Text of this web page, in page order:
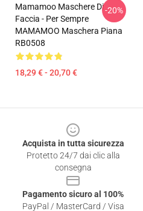
Mamamoo Maschere Di
Faccia - Per Sempre
MAMAMOO Maschera Piana
RB0508
18,29 € - 20,70 €
-20%
Acquista in tutta sicurezza
Protetto 24/7 dai clic alla
consegna
Pagamento sicuro al 100%
PayPal / MasterCard / Visa